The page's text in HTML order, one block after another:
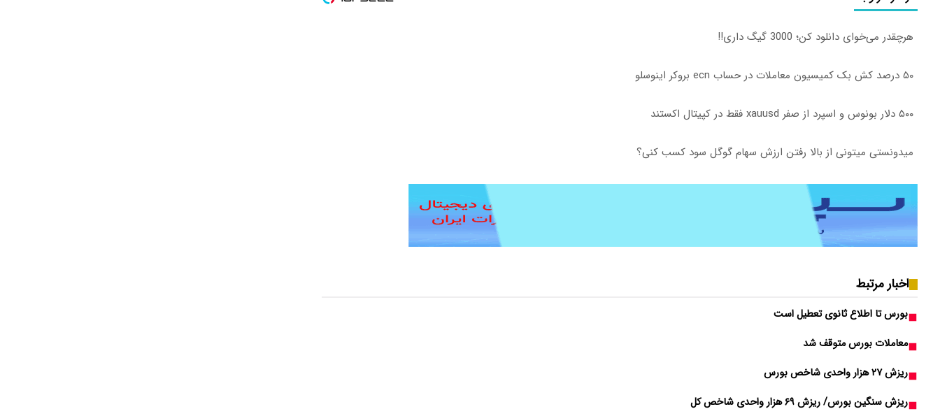
هرچقدر می‌خوای دانلود کن؛ 3000 گیگ داری!!
۵۰ درصد کش بک کمیسیون معاملات در حساب ecn بروکر اینوسلو
۵۰۰ دلار بونوس و اسپرد از صفر xauusd فقط در کپیتال اکستند
میدونستی میتونی از بالا رفتن ارزش سهام گوگل سود کسب کنی؟
اخبار مرتبط
بورس تا اطلاع ثانوی تعطیل است
معاملات بورس متوقف شد
ریزش ۲۷ هزار واحدی شاخص بورس
ریزش سنگین بورس/ ریزش ۶۹ هزار واحدی شاخص کل